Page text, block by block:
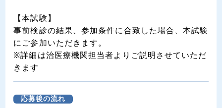
【本試験】
事前検診の結果、参加条件に合致した場合、本試験
にご参加いただきます。
※詳細は治医療機関担当者よりご説明させていただ
きます
応募後の流れ